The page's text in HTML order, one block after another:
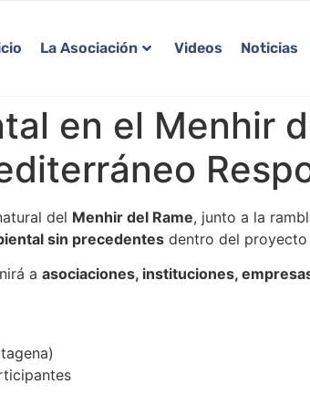
La Asociación Videos Noticias
en el Menhir
del Menhir del Rame, junto a la
sin precedentes dentro del proyecto
a asociaciones, instituciones,